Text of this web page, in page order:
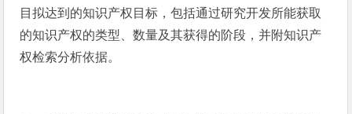
目拟达到的知识产权目标，包括通过研究开发所能获取
的知识产权的类型、数量及其获得的阶段，并附知识产
权检索分析依据。